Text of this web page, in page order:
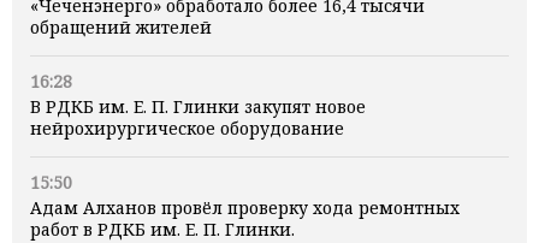
«Чеченэнерго» обработало более 16,4 тысячи
обращений жителей
16:28
В РДКБ им. Е. П. Глинки закупят новое
нейрохирургическое оборудование
15:50
Адам Алханов провёл проверку хода ремонтных
работ в РДКБ им. Е. П. Глинки.